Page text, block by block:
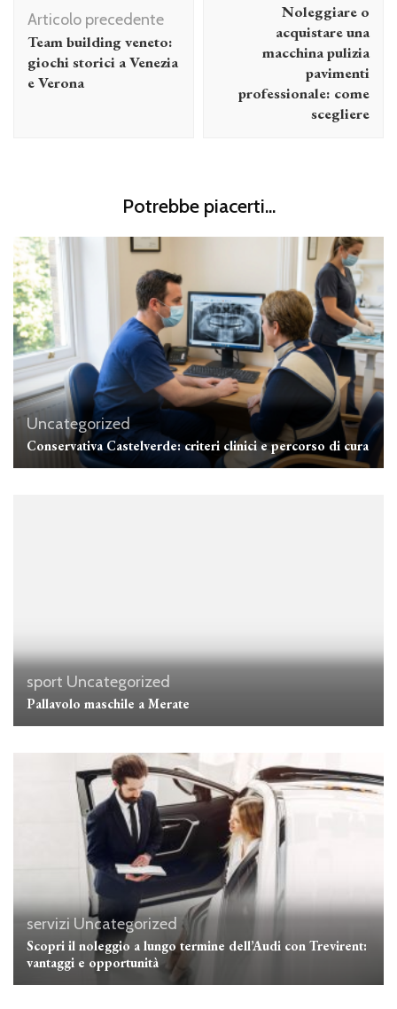
Articolo precedente
Team building veneto:
giochi storici a Venezia
e Verona
Noleggiare o
acquistare una
macchina pulizia
pavimenti
professionale: come
scegliere
Potrebbe piacerti...
Uncategorized
Conservativa Castelverde: criteri clinici e percorso di cura
sport Uncategorized
Pallavolo maschile a Merate
servizi Uncategorized
Scopri il noleggio a lungo termine dell’Audi con Trevirent:
vantaggi e opportunità